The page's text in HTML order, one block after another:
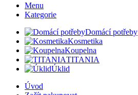
Menu
Kategorie
Domácí potřeby
Kosmetika
Koupelna
TITANIA
Úklid
Úvod